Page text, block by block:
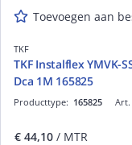
Toevoegen aan
TKF
TKF Instalflex YMVK-
Dca 1M 165825
Producttype: 165825
€ 44,10 / MTR